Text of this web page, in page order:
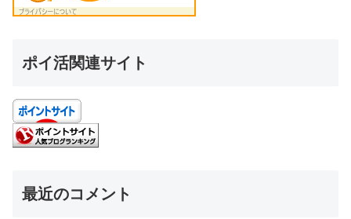
ポイ活関連サイト
最近のコメント